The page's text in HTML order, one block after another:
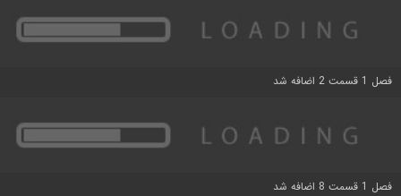
فصل 1 قسمت 2 اضافه شد
فصل 1 قسمت 8 اضافه شد